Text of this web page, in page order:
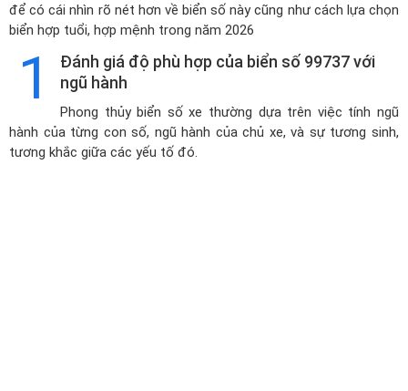
để có cái nhìn rõ nét hơn về biển số này cũng như cách lựa chọn
biển hợp tuổi, hợp mệnh trong năm 2026
1
Đánh giá độ phù hợp của biển số 99737 với
ngũ hành
Phong thủy biển số xe thường dựa trên việc tính ngũ
hành của từng con số, ngũ hành của chủ xe, và sự tương sinh,
tương khắc giữa các yếu tố đó.